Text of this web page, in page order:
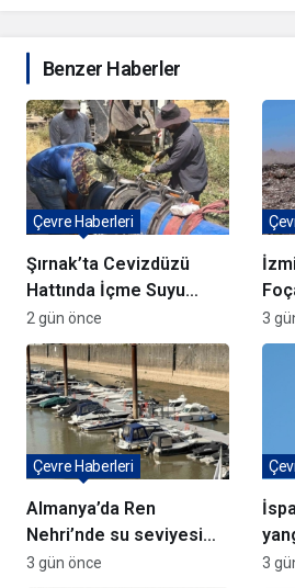
Benzer Haberler
Şırnak’ta Cevizdüzü
Hattında İçme Suyu
Çalışmaları Devam
Ediyor
Çevre Haberleri
2 gün önce 3
Almanya’da Ren
Nehri’nde su seviyesi
tarihi düşüşte
Çevre Haberleri
3 gün önce 3